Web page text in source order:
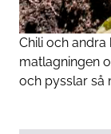
Chili och
matlagningen
och pysslar så